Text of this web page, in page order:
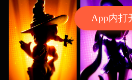
App内打